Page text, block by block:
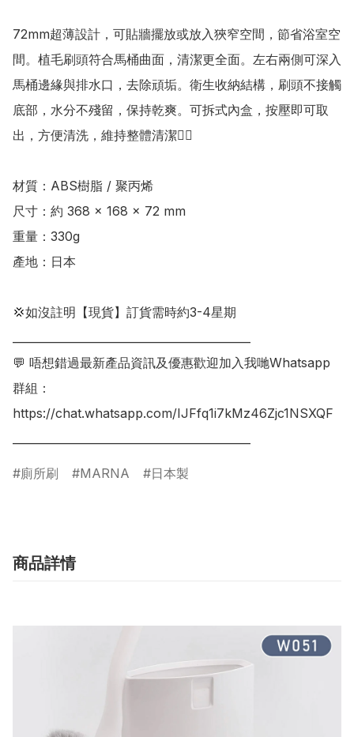
72mm超薄設計，可貼牆擺放或放入狹窄空間，節省浴室空
間。植毛刷頭符合馬桶曲面，清潔更全面。左右兩側可深入
馬桶邊緣與排水口，去除頑垢。衛生收納結構，刷頭不接觸
底部，水分不殘留，保持乾爽。可拆式內盒，按壓即可取
出，方便清洗，維持整體清潔👍🏻
材質：ABS樹脂 / 聚丙烯
尺寸：約 368 × 168 × 72 mm
重量：330g
產地：日本
💢如沒註明【現貨】訂貨需時約3-4星期
💬 唔想錯過最新產品資訊及優惠歡迎加入我哋Whatsapp
群組：
https://chat.whatsapp.com/IJFfq1i7kMz46Zjc1NSXQF
廁所刷 MARNA 日本製
商品詳情